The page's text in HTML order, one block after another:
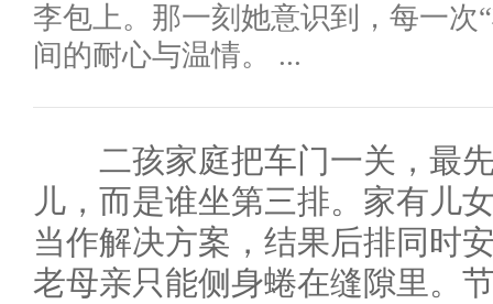
李包上。那一刻她意识到，每一次
间的耐心与温情。 ...
二孩家庭把车门一关，最先
儿，而是谁坐第三排。家有儿
当作解决方案，结果后排同时
老母亲只能侧身蜷在缝隙里。